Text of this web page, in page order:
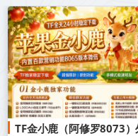
TF金小鹿（阿修罗8073）